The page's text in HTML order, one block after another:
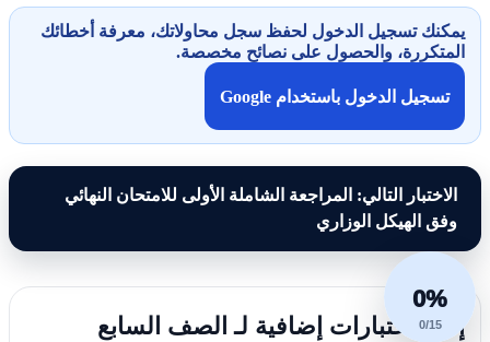
يمكنك تسجيل الدخول لحفظ سجل محاولاتك، معرفة أخطائك
المتكررة، والحصول على نصائح مخصصة.
تسجيل الدخول باستخدام Google
الاختبار التالي: المراجعة الشاملة الأولى للامتحان النهائي
وفق الهيكل الوزاري
0%
0/15
إليك اختبارات إضافية لـ الصف السابع